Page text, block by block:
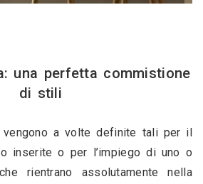
una perfetta commistione
di stili
vengono a volte definite tali per il
inserite o per l’impiego di uno o
rientrano assolutamente nella